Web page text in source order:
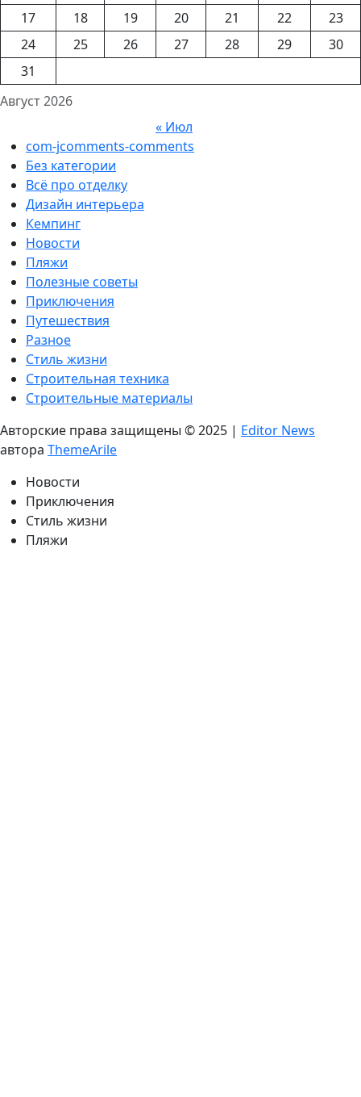
Август 2026
17 18 19 20 21 22
23
24
25 26 27 28 29
30
31
« Июл
com-jcomments-comments
Без категории
Всё про отделку
Дизайн интерьера
Кемпинг
Новости
Пляжи
Полезные советы
Приключения
Путешествия
Разное
Стиль жизни
Строительная техника
Строительные материалы
Авторские права защищены © 2025 | Editor News
автора ThemeArile
Новости
Приключения
Стиль жизни
Пляжи